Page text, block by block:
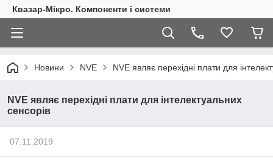
Квазар-Мікро. Компоненти і системи
Новини NVE NVE являє перехідні плати для
NVE являє перехідні плати для інтелектуальних
сенсорів
07.11.2019